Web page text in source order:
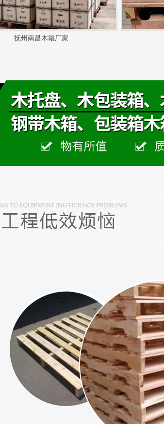
抚州南昌木箱厂家